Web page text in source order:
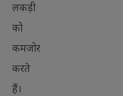
लकड़ी
को
कमजोर
करते
हैं।